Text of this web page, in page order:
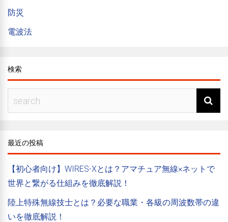
防災
電波法
検索
最近の投稿
【初心者向け】WIRES-Xとは？アマチュア無線×ネットで
世界と繋がる仕組みを徹底解説！
陸上特殊無線技士とは？必要な職業・各級の周波数帯の違
いを徹底解説！